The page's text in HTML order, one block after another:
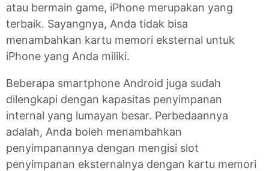
atau bermain game, iPhone merupakan yang
terbaik. Sayangnya, Anda tidak bisa
menambahkan kartu memori eksternal untuk
iPhone yang Anda miliki.
Beberapa smartphone Android juga sudah
dilengkapi dengan kapasitas penyimpanan
internal yang lumayan besar. Perbedaannya
adalah, Anda boleh menambahkan
penyimpanannya dengan mengisi slot
penyimpanan eksternalnya dengan kartu memori